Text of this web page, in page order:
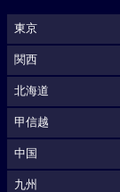
東京
関西
北海道
甲信越
中国
九州